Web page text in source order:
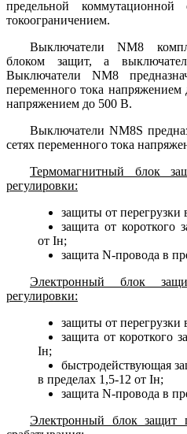
предельной
токоограничением.
Выключатели NM8
блоком защит, а
Выключатели NM8
переменного тока
напряжением до 500 В.
Выключатели NM8S
сетях переменного тока
Термомагнитный блок
регулировки:
защиты от перегрузки
защита от короткого
от Iн;
защита N-провода в
Электронный блок
регулировки:
защиты от перегрузки
защита от короткого
Iн;
быстродействующая
в пределах 1,5-12 от Iн;
защита N-провода в
Электронный блок защит